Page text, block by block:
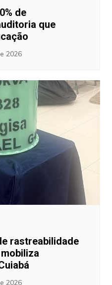
de
que
2026
rastreabilidade
2026